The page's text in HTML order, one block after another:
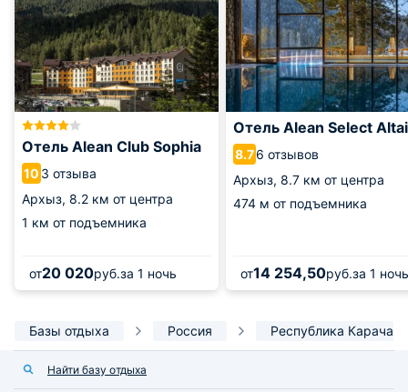
Отель Alean Club Sophia
10 3 отзыва
Архыз, 8.2 км от центра
1 км от подъемника
от20 020руб.за 1 ночь
Отель Alean Select
8.76 отзывов
Архыз, 8.7 км от центра
474 м от подъемника
от14 254,50руб.за 1 ночь
Базы отдыха Россия Республика
Найти базу отдыха